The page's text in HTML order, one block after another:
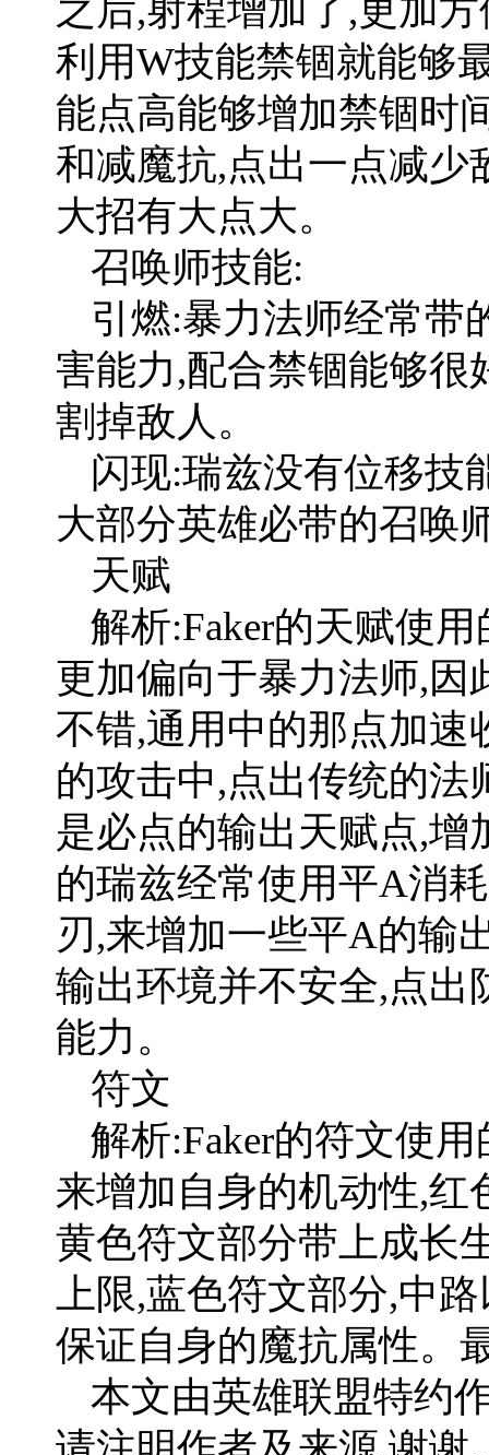
之后,射程增加了,更加
利用W技能禁锢就能够
能点高能够增加禁锢时
和减魔抗,点出一点减少
大招有大点大。
召唤师技能:
引燃:暴力法师经常带
害能力,配合禁锢能够很
割掉敌人。
闪现:瑞兹没有位移技
大部分英雄必带的召唤
天赋
解析:Faker的天赋使
更加偏向于暴力法师,因
不错,通用中的那点加速
的攻击中,点出传统的
是必点的输出天赋点,
的瑞兹经常使用平A消
刃,来增加一些平A的输
输出环境并不安全,点出
能力。
符文
解析:Faker的符文使
来增加自身的机动性,红
黄色符文部分带上成长
上限,蓝色符文部分,中
保证自身的魔抗属性。
本文由英雄联盟特约